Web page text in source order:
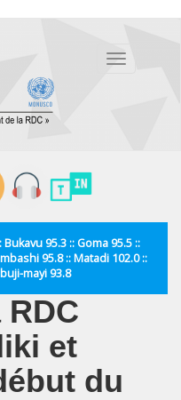
Toggle
95.3 :: Goma 95.5 ::
95.8 :: Matadi 102.0 ::
mayi 93.8
et
du